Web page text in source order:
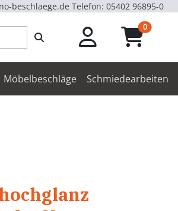
beschlaege.de Telefon: 05402 96895-0
0unread
Möbelbeschläge Schmiedearbeiten